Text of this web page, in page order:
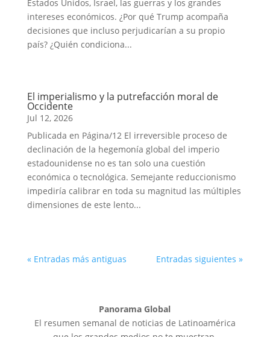
Estados Unidos, Israel, las guerras y los grandes
intereses económicos. ¿Por qué Trump acompaña
decisiones que incluso perjudicarían a su propio
país? ¿Quién condiciona...
El imperialismo y la putrefacción moral de
Occidente
Jul 12, 2026
Publicada en Página/12 El irreversible proceso de
declinación de la hegemonía global del imperio
estadounidense no es tan solo una cuestión
económica o tecnológica. Semejante reduccionismo
impediría calibrar en toda su magnitud las múltiples
dimensiones de este lento...
« Entradas más antiguas Entradas siguientes »
Panorama Global
El resumen semanal de noticias de Latinoamérica